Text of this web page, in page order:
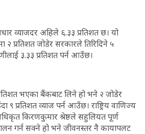
व्याजदर अहिले ६.३३ प्रतिशत छ। यो
प्रतिशत जोडेर सरकारले तिरिदिने ५
३.३३ प्रतिशत पर्न आउँछ।
भएका बैंकबाट लिने हो भने २ जोडेर
९ प्रतिशत व्याज पर्न आउँछ। राष्ट्रिय वाणिज्य
किरणकुमार श्रेष्ठले सहुलियत पूर्ण
गर्न सक्ने हो भने जीवनस्तर नै कायापलट